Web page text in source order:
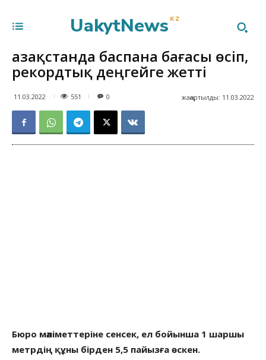
UakytNews KZ
Қазақстанда баспана бағасы өсіп,
рекордтық деңгейге жетті
11.03.2022 551 жаңартылды: 11.03.2022
0
Бюро мәліметтеріне сенсек, ел бойынша 1 шаршы
метрдің құны бірден 5,5 пайызға өскен.